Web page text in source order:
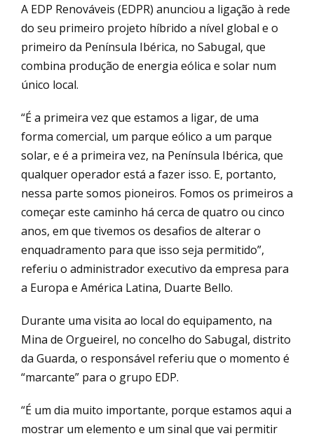
A EDP Renováveis (EDPR) anunciou a ligação à rede
do seu primeiro projeto híbrido a nível global e o
primeiro da Península Ibérica, no Sabugal, que
combina produção de energia eólica e solar num
único local.
“É a primeira vez que estamos a ligar, de uma
forma comercial, um parque eólico a um parque
solar, e é a primeira vez, na Península Ibérica, que
qualquer operador está a fazer isso. E, portanto,
nessa parte somos pioneiros. Fomos os primeiros a
começar este caminho há cerca de quatro ou cinco
anos, em que tivemos os desafios de alterar o
enquadramento para que isso seja permitido”,
referiu o administrador executivo da empresa para
a Europa e América Latina, Duarte Bello.
Durante uma visita ao local do equipamento, na
Mina de Orgueirel, no concelho do Sabugal, distrito
da Guarda, o responsável referiu que o momento é
“marcante” para o grupo EDP.
“É um dia muito importante, porque estamos aqui a
mostrar um elemento e um sinal que vai permitir